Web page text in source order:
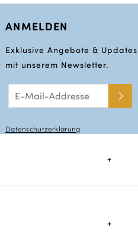
ANMELDEN
Exklusive Angebote & Updates
mit unserem Newsletter.
Datenschutzerklärung